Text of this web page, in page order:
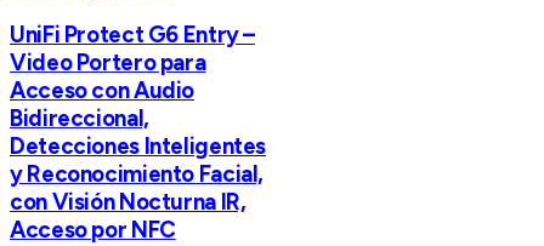
UniFi Protect G6 Entry –
Video Portero para
Acceso con Audio
Bidireccional,
Detecciones Inteligentes
y Reconocimiento Facial,
con Visión Nocturna IR,
Acceso por NFC